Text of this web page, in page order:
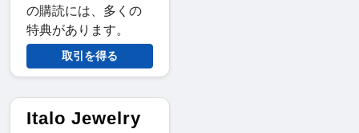
の購読には、多くの
特典があります。
取引を得る
Italo Jewelry